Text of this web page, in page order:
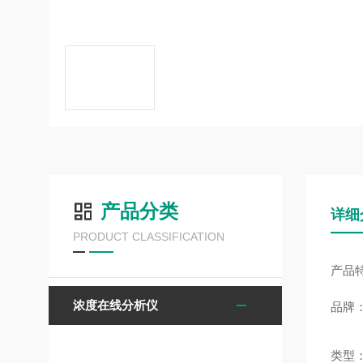
产品分类
PRODUCT CLASSIFICATION
浓度在线分析仪
详细
产品
品牌
类型